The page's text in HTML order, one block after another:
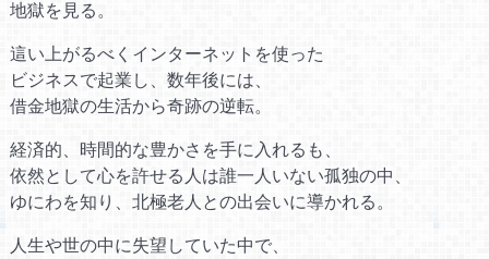
地獄を見る。
這い上がるべくインターネットを使った
ビジネスで起業し、数年後には、
借金地獄の生活から奇跡の逆転。
経済的、時間的な豊かさを手に入れるも、
依然として心を許せる人は誰一人いない孤独の中、
ゆにわを知り、北極老人との出会いに導かれる。
人生や世の中に失望していた中で、